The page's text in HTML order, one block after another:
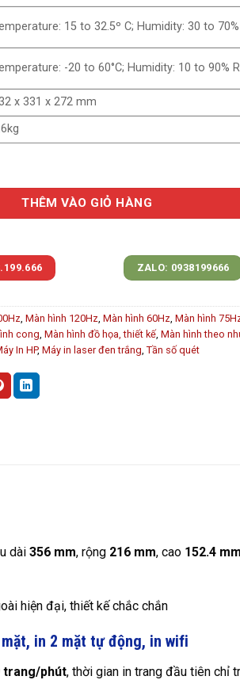
15 to 32.5º C; Humidity: 30 to 70%
-20 to 60°C; Humidity: 10 to 90%
x 331 x 272 mm
M211dw (9YF83A) - (Chính Hãng) số lượng
THÊM VÀO GIỎ HÀNG
ZALO: 0938199666
,Màn hình 120Hz,Màn hình 60Hz,Màn hình
cong,Màn hình đồ họa, thiết kế,Màn hình theo
In HP,Máy in laser đen trắng,Tần số quét
dài 356 mm, rộng 216 mm, cao 152.4 mm
in 2 mặt tự động, in wifi
trang/phút, thời gian in trang đầu tiên chỉ